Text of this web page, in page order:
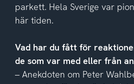
parkett. Hela Sverige var
här tiden.
Vad har du fått för
de som var med eller från
– Anekdoten om Peter